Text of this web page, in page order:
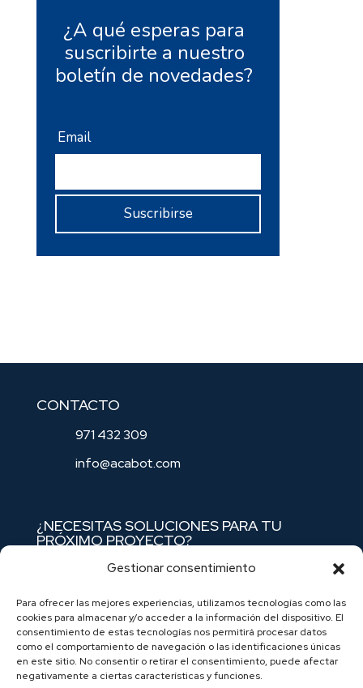
Gestionar consentimiento
Para ofrecer las mejores experiencias, utilizamos tecnologías como las
cookies para almacenar y/o acceder a la información del dispositivo. El
consentimiento de estas tecnologías nos permitirá procesar datos
como el comportamiento de navegación o las identificaciones únicas
en este sitio. No consentir o retirar el consentimiento, puede afectar
negativamente a ciertas características y funciones.
CONTACTO
971 432 309
info@acabot.com
¿NECESITAS SOLUCIONES PARA TU
PRÓXIMO PROYECTO?
Nuestro catálogo está preparado para
balear.Contáctanosy empecemos a trabajar
juntos hoy mismo.